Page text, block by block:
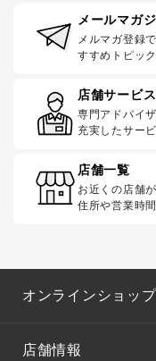
メールマガ
メルマガ登録
すすめトピッ
店舗サービス
専門アドバイ
充実したサー
店舗一覧
お近くの店舗
住所や営業時
オンラインショップ
店舗情報